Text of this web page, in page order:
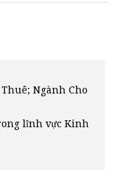
Ngành Cho
lĩnh vực Kinh